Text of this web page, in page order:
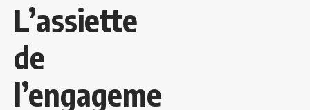
L’assiette
de
l’engageme